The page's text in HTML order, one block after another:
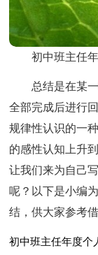
初中班主任
总结是在某
全部完成后进行
规律性认识的一
的感性认知上升
让我们来为自己
呢？以下是小编
结，供大家参考
初中班主任年度个